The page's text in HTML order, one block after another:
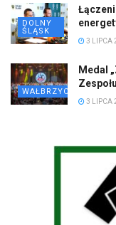
DOLNY
ŚLĄSK
3 LIPCA
WAŁBRZYCH
Medal
3 LIPCA